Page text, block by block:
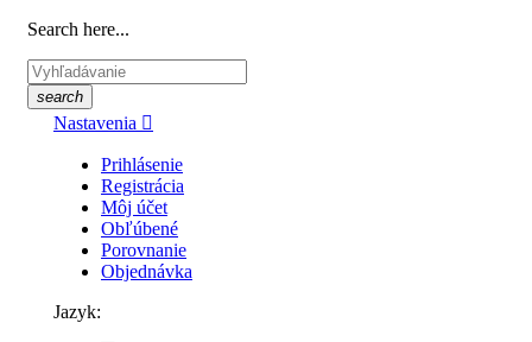
Search here...
search
Nastavenia 
Prihlásenie
Registrácia
Môj účet
Obľúbené
Porovnanie
Objednávka
Jazyk: